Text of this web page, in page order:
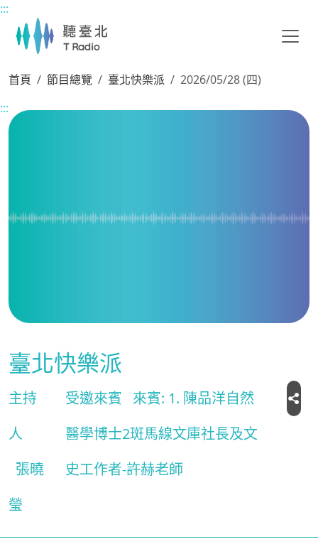
主要內容區塊
:::
首頁 節目總覽 臺北快樂派
2026/05/28 (四)
:::
臺北快樂派
主持
人
張曉
瑩
受邀來賓
來賓: 1. 陳品洋自然
醫學博士2斑馬線文庫社長及文
史工作者-許赫老師